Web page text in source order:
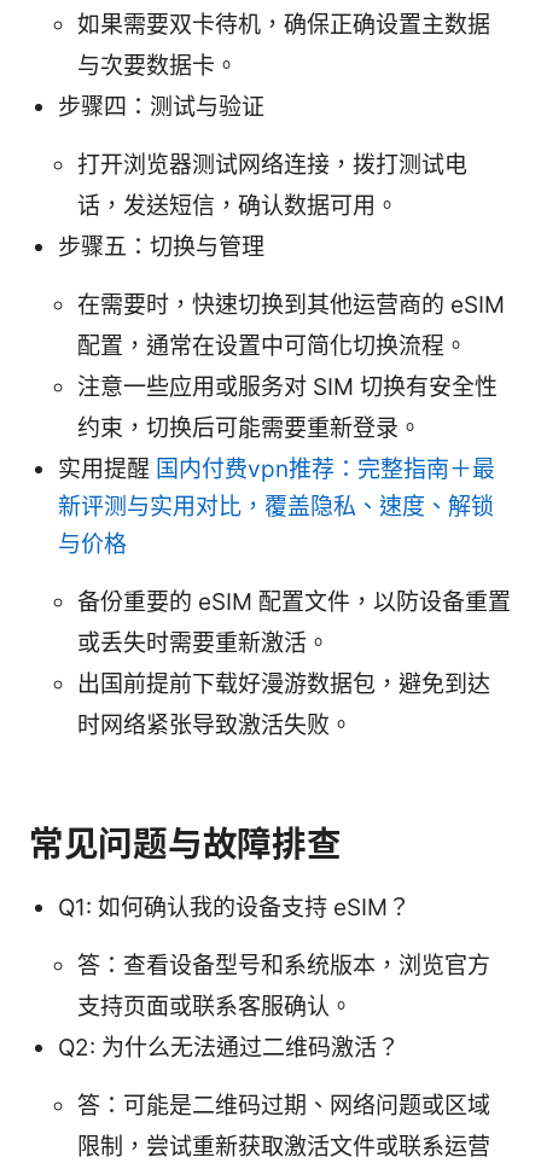
如果需要双卡待机，确保正确设置主数据
与次要数据卡。
步骤四：测试与验证
打开浏览器测试网络连接，拨打测试电
话，发送短信，确认数据可用。
步骤五：切换与管理
在需要时，快速切换到其他运营商的 eSIM
配置，通常在设置中可简化切换流程。
注意一些应用或服务对 SIM 切换有安全性
约束，切换后可能需要重新登录。
实用提醒 国内付费vpn推荐：完整指南＋最
新评测与实用对比，覆盖隐私、速度、解锁
与价格
备份重要的 eSIM 配置文件，以防设备重置
或丢失时需要重新激活。
出国前提前下载好漫游数据包，避免到达
时网络紧张导致激活失败。
常见问题与故障排查
Q1: 如何确认我的设备支持 eSIM？
答：查看设备型号和系统版本，浏览官方
支持页面或联系客服确认。
Q2: 为什么无法通过二维码激活？
答：可能是二维码过期、网络问题或区域
限制，尝试重新获取激活文件或联系运营